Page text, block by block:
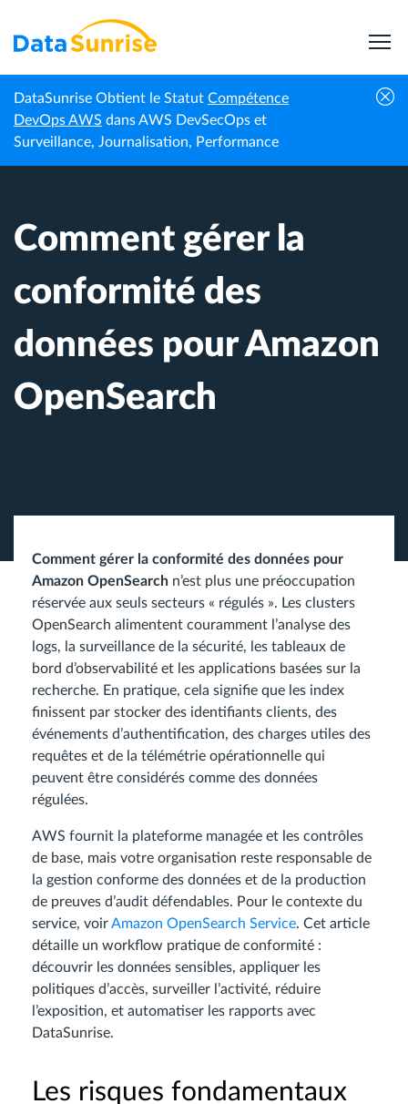
DataSunrise Obtient le Statut Compétence
DevOps AWS dans AWS DevSecOps et
Surveillance, Journalisation, Performance
Accueil
Centre de
connaissances
Comment gérer la conformité des données
pour Amazon OpenSearch
Comment gérer la
conformité des
données pour Amazon
OpenSearch
Comment gérer la conformité des données pour
Amazon OpenSearch n’est plus une préoccupation
réservée aux seuls secteurs « régulés ». Les clusters
OpenSearch alimentent couramment l’analyse des
logs, la surveillance de la sécurité, les tableaux de
bord d’observabilité et les applications basées sur la
recherche. En pratique, cela signifie que les index
finissent par stocker des identifiants clients, des
événements d’authentification, des charges utiles des
requêtes et de la télémétrie opérationnelle qui
peuvent être considérés comme des données
régulées.
AWS fournit la plateforme managée et les contrôles
de base, mais votre organisation reste responsable de
la gestion conforme des données et de la production
de preuves d’audit défendables. Pour le contexte du
service, voirAmazon OpenSearch Service. Cet article
détaille un workflow pratique de conformité :
découvrir les données sensibles, appliquer les
politiques d’accès, surveiller l’activité, réduire
l’exposition, et automatiser les rapports avec
DataSunrise.
Les risques fondamentaux